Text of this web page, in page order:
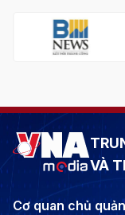
VÀ
Cơ quan chủ